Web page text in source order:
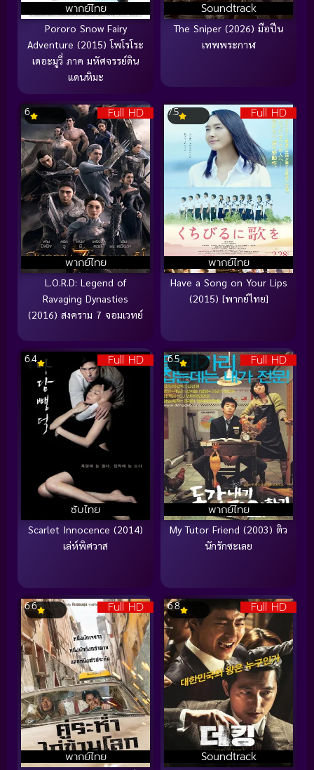
พากย์ไทย
Pororo Snow Fairy
Adventure (2015) โพโรโระ
เดอะมูวี่ ภาค มหัศจรรย์ดิน
แดนหิมะ
Soundtrack
The Sniper (2026) มือปืน
เทพพระกาฬ
Full HD
พากย์ไทย
6
L.O.R.D: Legend of
Ravaging Dynasties
(2016) สงคราม 7 จอมเวทย์
Full HD
พากย์ไทย
7.5
Have a Song on Your Lips
(2015) [พากย์ไทย]
Full HD
ซับไทย
6.4
Scarlet Innocence (2014)
เล่ห์พิศวาส
Full HD
พากย์ไทย
6.5
My Tutor Friend (2003) ติว
นักรักซะเลย
Full HD
พากย์ไทย
6.6 Full HD
Soundtrack
6.8